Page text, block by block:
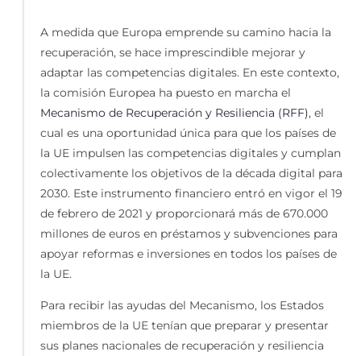
A medida que Europa emprende su camino hacia la
recuperación, se hace imprescindible mejorar y
adaptar las competencias digitales. En este contexto,
la comisión Europea ha puesto en marcha el
Mecanismo de Recuperación y Resiliencia (RFF), el
cual es una oportunidad única para que los países de
la UE impulsen las competencias digitales y cumplan
colectivamente los objetivos de la década digital para
2030. Este instrumento financiero entró en vigor el 19
de febrero de 2021 y proporcionará más de 670.000
millones de euros en préstamos y subvenciones para
apoyar reformas e inversiones en todos los países de
la UE.
Para recibir las ayudas del Mecanismo, los Estados
miembros de la UE tenían que preparar y presentar
sus planes nacionales de recuperación y resiliencia